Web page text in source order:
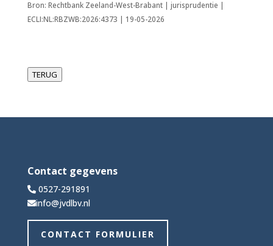
Bron: Rechtbank Zeeland-West-Brabant | jurisprudentie |
ECLI:NL:RBZWB:2026:4373 | 19-05-2026
TERUG
Contact gegevens
0527-291891
info@jvdlbv.nl
CONTACT FORMULIER